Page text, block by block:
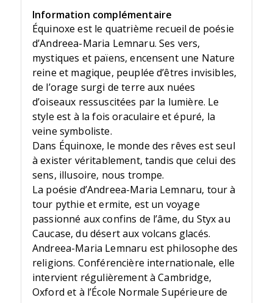
Information complémentaire
Équinoxe est le quatrième recueil de poésie
d’Andreea-Maria Lemnaru. Ses vers,
mystiques et païens, encensent une Nature
reine et magique, peuplée d’êtres invisibles,
de l’orage surgi de terre aux nuées
d’oiseaux ressuscitées par la lumière. Le
style est à la fois oraculaire et épuré, la
veine symboliste.
Dans Équinoxe, le monde des rêves est seul
à exister véritablement, tandis que celui des
sens, illusoire, nous trompe.
La poésie d’Andreea-Maria Lemnaru, tour à
tour pythie et ermite, est un voyage
passionné aux confins de l’âme, du Styx au
Caucase, du désert aux volcans glacés.
Andreea-Maria Lemnaru est philosophe des
religions. Conférencière internationale, elle
intervient régulièrement à Cambridge,
Oxford et à l’École Normale Supérieure de